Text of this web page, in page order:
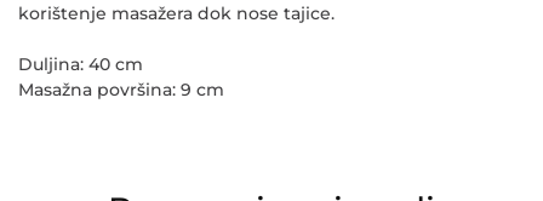
korištenje masažera dok nose tajice.
Duljina: 40 cm
Masažna površina: 9 cm